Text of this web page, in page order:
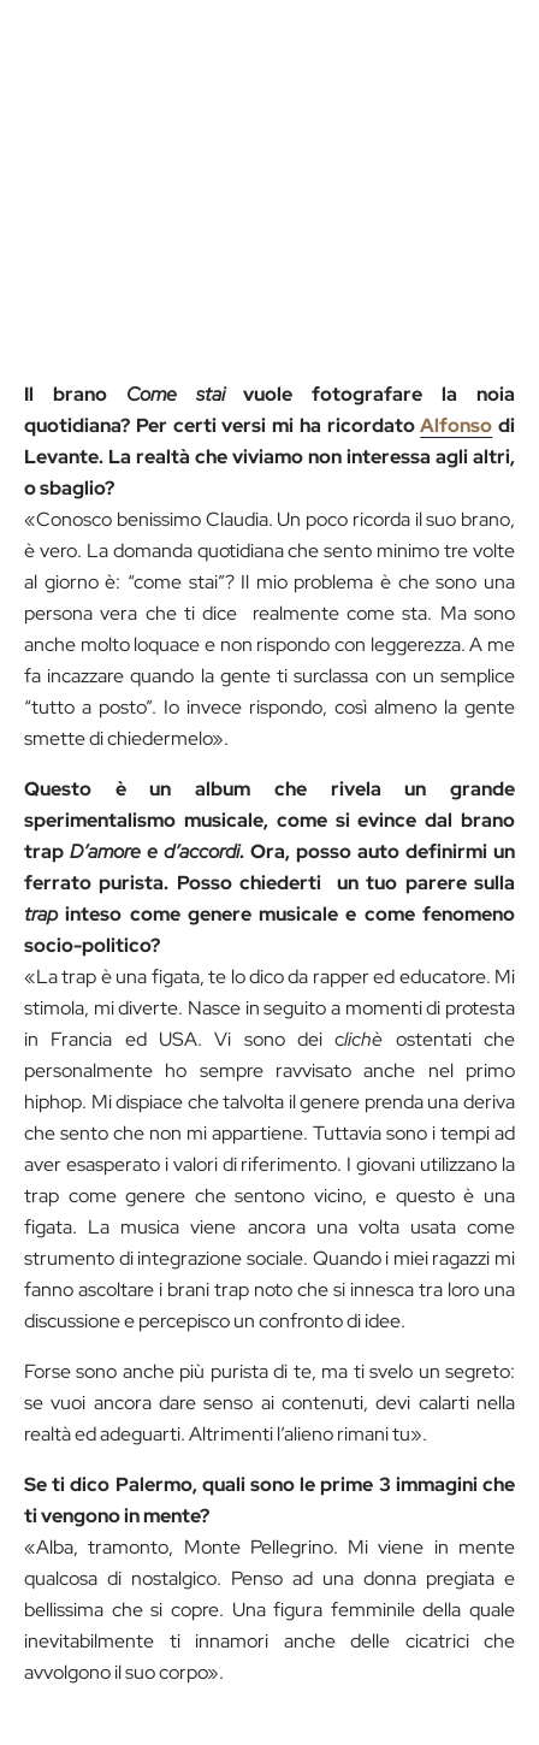
Il brano Come staivuole fotografare la noia
quotidiana? Per certi versi mi ha ricordatoAlfonso di
Levante. La realtà che viviamo non interessa agli altri,
o sbaglio?
«Conosco benissimo Claudia. Un poco ricorda il suo brano,
è vero. La domanda quotidiana che sento minimo tre volte
al giorno è: “come stai”? Il mio problema è che sono una
persona vera che ti dice realmente come sta. Ma sono
anche molto loquace e non rispondo con leggerezza. A me
fa incazzare quando la gente ti surclassa con un semplice
“tutto a posto”. Io invece rispondo, così almeno la gente
smette di chiedermelo».
Questo è un album che rivela un grande
sperimentalismo musicale, come si evince dal brano
trap D’amore e d’accordi. Ora, posso auto definirmi un
ferrato purista. Posso chiederti un tuo parere sulla
trapinteso come genere musicale e come fenomeno
socio-politico?
«La trap è una figata, te lo dico da rapper ed educatore. Mi
stimola, mi diverte. Nasce in seguito a momenti di protesta
in Francia ed USA. Vi sono dei clichè ostentati che
personalmente ho sempre ravvisato anche nel primo
hiphop. Mi dispiace che talvolta il genere prenda una deriva
che sento che non mi appartiene. Tuttavia sono i tempi ad
aver esasperato i valori di riferimento. I giovani utilizzano la
trap come genere che sentono vicino, e questo è una
figata. La musica viene ancora una volta usata come
strumento di integrazione sociale. Quando i miei ragazzi mi
fanno ascoltare i brani trap noto che si innesca tra loro una
discussione e percepisco un confronto di idee.
Forse sono anche più purista di te, ma ti svelo un segreto:
se vuoi ancora dare senso ai contenuti, devi calarti nella
realtà ed adeguarti. Altrimenti l’alieno rimani tu».
Se ti dico Palermo, quali sono le prime 3 immagini che
ti vengono in mente?
«Alba, tramonto, Monte Pellegrino. Mi viene in mente
qualcosa di nostalgico. Penso ad una donna pregiata e
bellissima che si copre. Una figura femminile della quale
inevitabilmente ti innamori anche delle cicatrici che
avvolgono il suo corpo».